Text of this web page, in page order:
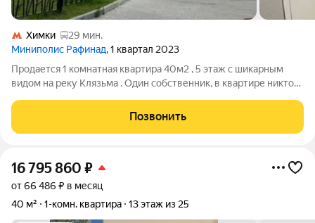
Химки
29 мин.
Миниполис Рафинад, 1 квартал 2023
Продается 1 комнатная квартира 40м2 , 5 этаж с шикарным
видом на реку Клязьма . Один собственник, в квартире никто
сделку . Статус: квартира, Количество комнат: 1, Общая
площадь: 40 м, Площадь
Позвонить
16 795 860 ₽
от 66 486 ₽ в месяц
40 м²
1-комн. квартира 13 этаж из 25